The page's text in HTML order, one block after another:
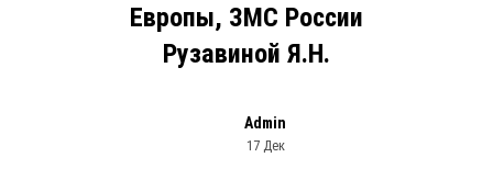
Европы, ЗМС России
Рузавиной Я.Н.
Admin
17 Дек